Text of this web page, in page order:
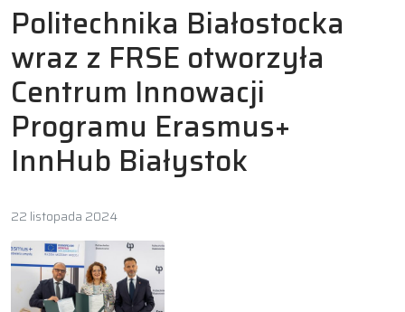
Politechnika Białostocka
wraz z FRSE otworzyła
Centrum Innowacji
Programu Erasmus+
InnHub Białystok
22 listopada 2024